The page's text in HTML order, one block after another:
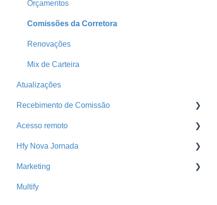
Print
Parcelas Atrasadas
Orçamentos
Comissões da Corretora
Renovações
Mix de Carteira
Atualizações
Recebimento de Comissão
Baixa de Comissão
Portal da Seguradora
Busca de Extratos
Acesso remoto
Acesso remoto
Hfy Nova Jornada
Cross Sell Rede de Parceiros
Hfy Nova Jornada
Marketing
Promoção
Multify